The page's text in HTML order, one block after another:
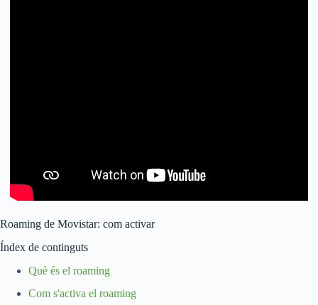
Roaming de Movistar: com activar
Índex de continguts
Què és el roaming
Com s'activa el roaming